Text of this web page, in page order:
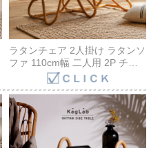
ラタンチェア 2人掛け ラタンソ
ファ 110cm幅 二人用 2P チェ
ア 椅子 いす おしゃれ 皮付きラ
タン 籐 ナチュラル おしゃれ 完
成品 レトロ アンティーク 家具
インテリア ラタン家具 天然素
材 リビング カグラボ ログハウ
ス 田舎暮らし C1552ME